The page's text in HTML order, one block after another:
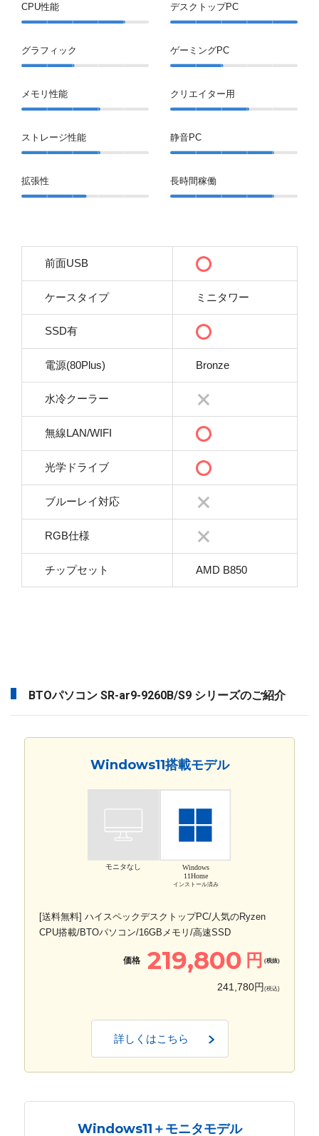
CPU性能
グラフィック
メモリ性能
ストレージ性能
拡張性
デスクトップPC
ゲーミングPC
クリエイター用
静音PC
長時間稼働
前面USB
ケースタイプ ミニタワー
SSD有
電源(80Plus) Bronze
水冷クーラー
無線LAN/WIFI
光学ドライブ
ブルーレイ対応
RGB仕様
チップセット AMD B850
BTOパソコン SR-ar9-9260B/S9 シリーズのご紹介
Windows11搭載モデル
モニタなし
Windows
11Home
インストール済み
[送料無料] ハイスペックデスクトップPC/人気のRyzen
CPU搭載/BTOパソコン/16GBメモリ/高速SSD
価格 219,800 円 (税抜)
241,780円 (税込)
詳しくはこちら
Windows11＋モニタモデル